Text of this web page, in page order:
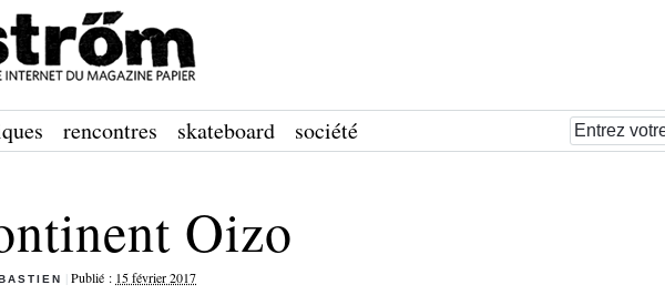
rencontres skateboard société
Oizo
|Publié : 15 février 2017